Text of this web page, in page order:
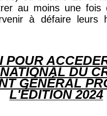
au moins une fois
à défaire leurs
POUR
DU
GÉNÉRAL
L'ÉDITION 2024